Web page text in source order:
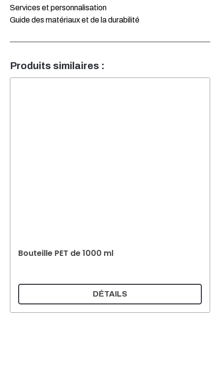
Services et personnalisation
Guide des matériaux et de la durabilité
Produits similaires :
Bouteille PET de 1000 ml
DÉTAILS